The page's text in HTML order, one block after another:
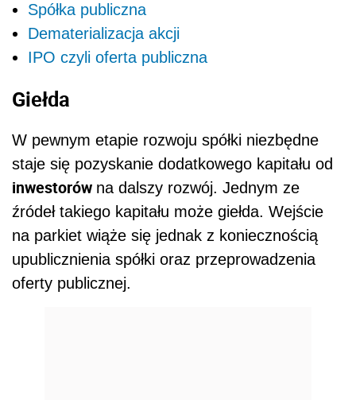
Spółka publiczna
Dematerializacja akcji
IPO czyli oferta publiczna
Giełda
W pewnym etapie rozwoju spółki niezbędne
staje się pozyskanie dodatkowego kapitału od
inwestorów na dalszy rozwój. Jednym ze
źródeł takiego kapitału może giełda. Wejście
na parkiet wiąże się jednak z koniecznością
upublicznienia spółki oraz przeprowadzenia
oferty publicznej.